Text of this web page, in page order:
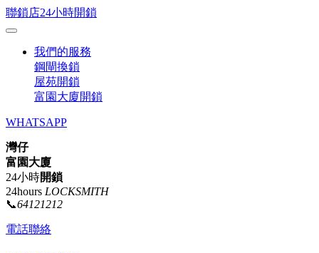
聯鎖店24小時開鎖
我們的服務
鋼閘換鎖
屋苑開鎖
富園大廈開鎖
WHATSAPP
灣仔
富園大廈
24小時開鎖
24hours LOCKSMITH
📞64121212
電話聯絡